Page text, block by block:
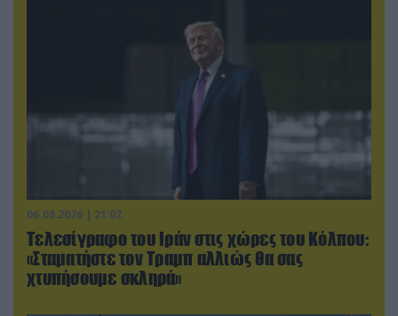
06.08.2026 | 21:02
Τελεσίγραφο του Ιράν στις χώρες του Κόλπου:
«Σταματήστε τον Τραμπ αλλιώς θα σας
χτυπήσουμε σκληρά»